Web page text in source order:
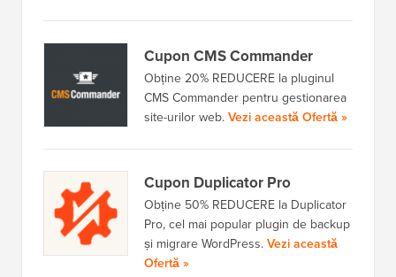
Cupon CMS Commander
Obține 20% REDUCERE la pluginul
CMS Commander pentru gestionarea
site-urilor web. Vezi această Ofertă »
Cupon Duplicator Pro
Obține 50% REDUCERE la Duplicator
Pro, cel mai popular plugin de backup
și migrare WordPress. Vezi această
Ofertă »